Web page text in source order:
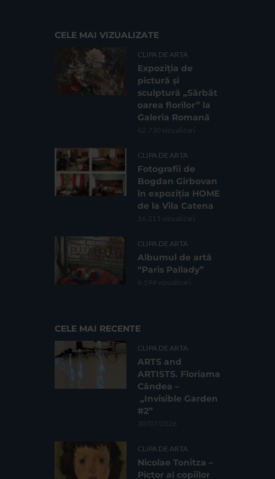
CELE MAI VIZUALIZATE
CLIPA DE ARTA
Expoziția de
pictură și
sculptură „Sărbăt
oarea florilor” la
Galeria Romană
62.730 vizualizari
CLIPA DE ARTA
Fotografii de
Bogdan Gîrbovan
în expoziția HOME
de la Vila Catena
16.211 vizualizari
CLIPA DE ARTA
Albumul de artă
“Paris Pallady”
6.594 vizualizari
CELE MAI RECENTE
CLIPA DE ARTA
ARTS and
ARTISTS. Floriama
Cândea –
„Invisible Garden
#2”
30/07/2026
CLIPA DE ARTA
Nicolae Tonitza –
Pictor al copiilor